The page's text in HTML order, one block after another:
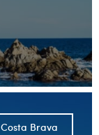
Costa Brava